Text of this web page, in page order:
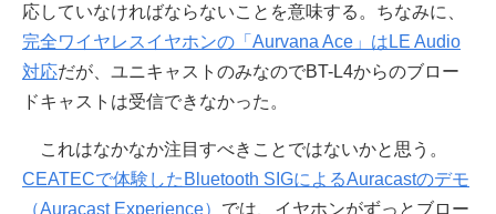
応していなければならないことを意味する。ちなみに、
完全ワイヤレスイヤホンの「Aurvana Ace」はLE Audio
対応だが、ユニキャストのみなのでBT-L4からのブロー
ドキャストは受信できなかった。
これはなかなか注目すべきことではないかと思う。
CEATECで体験したBluetooth SIGによるAuracastのデモ
（Auracast Experience） では、イヤホンがずっとブロー